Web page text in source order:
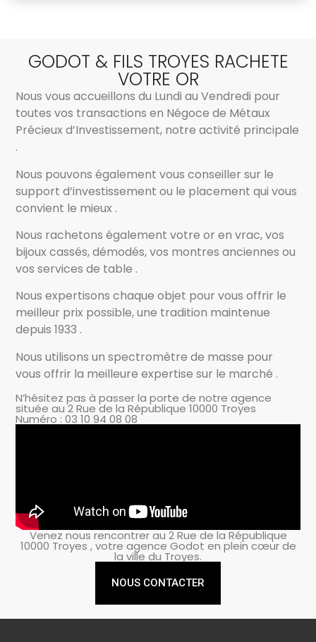
GODOT & FILS TROYES RACHETE
VOTRE OR
Nous vous accueillons du Lundi au Vendredi pour
toutes vos transactions en Négoce de Métaux
Précieux d’Investissement, notre activité principale
.
Nous pouvons également vous conseiller sur le
support d’investissement ou le placement qui vous
convient le mieux .
Nous rachetons également votre or en vrac, vos
bijoux cassés, démodés, vos montres anciennes ou
vos services de table .
Nous expertisons chaque objet pour vous offrir le
meilleur prix possible, une tradition maintenue
depuis 1933 .
Nous utilisons un spectromètre de masse pour
vous offrir la meilleure expertise sur le marché .
N’hésitez pas à passer la porte de notre agence
située au 2 Rue de la République 10000 Troyes
Numéro : 03 10 94 08 08
Venez nous rencontrer au 2 Rue de la République
10000 Troyes , votre agence Godot en plein cœur de
la ville du Troyes.
NOUS CONTACTER